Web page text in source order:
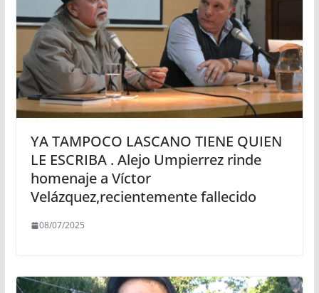
YA TAMPOCO LASCANO TIENE QUIEN
LE ESCRIBA . Alejo Umpierrez rinde
homenaje a Víctor
Velázquez,recientemente fallecido
08/07/2025